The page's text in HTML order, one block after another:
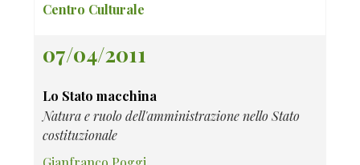
Centro Culturale
07/04/2011
Lo Stato macchina
Natura e ruolo dell'amministrazione nello Stato
costituzionale